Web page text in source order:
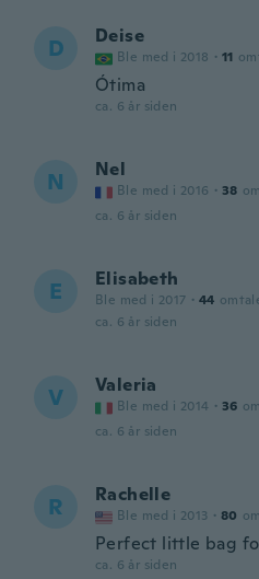
D Deise
Ble med i 2018 · 11
Ótima
ca. 6 år siden
N Nel
Ble med i 2016 · 38
ca. 6 år siden
E Elisabeth
Ble med i 2017 · 44
ca. 6 år siden
V Valeria
Ble med i 2014 · 36
ca. 6 år siden
R Rachelle
Ble med i 2013 · 80
Perfect little bag
ca. 6 år siden